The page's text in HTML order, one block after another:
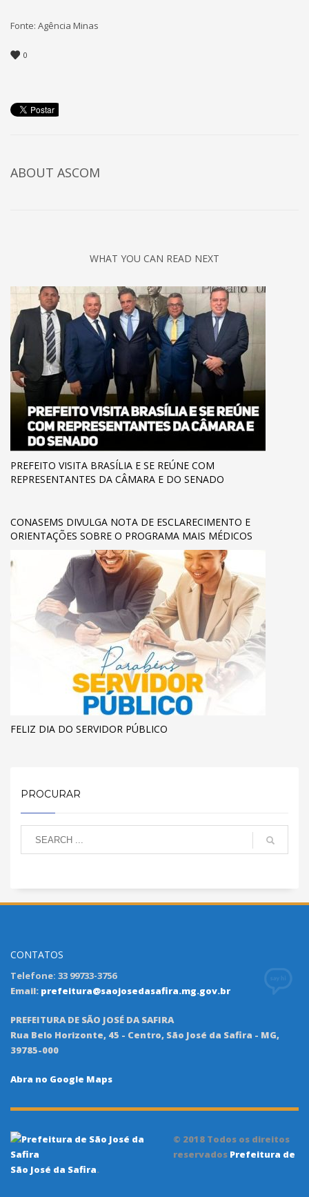
Fonte: Agência Minas
0
ABOUT ASCOM
WHAT YOU CAN READ NEXT
PREFEITO VISITA BRASÍLIA E SE REÚNE COM
REPRESENTANTES DA CÂMARA E DO SENADO
CONASEMS DIVULGA NOTA DE ESCLARECIMENTO E
ORIENTAÇÕES SOBRE O PROGRAMA MAIS MÉDICOS
FELIZ DIA DO SERVIDOR PÚBLICO
PROCURAR
CONTATOS
Telefone: 33 99733-3756
Email: prefeitura@saojosedasafira.mg.gov.br
PREFEITURA DE SÃO JOSÉ DA SAFIRA
Rua Belo Horizonte, 45 - Centro, São José da Safira - MG,
39785-000
Abra no Google Maps
© 2018 Todos os direitos
reservados Prefeitura de
São José da Safira.